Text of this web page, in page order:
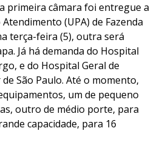
primeira câmara foi entregue a
(UPA) de Fazenda
terça-feira (5), outra será
Já há demanda do Hospital
e do Hospital Geral de
São Paulo. Até o momento,
um de pequeno
outro de médio porte, para
capacidade, para 16